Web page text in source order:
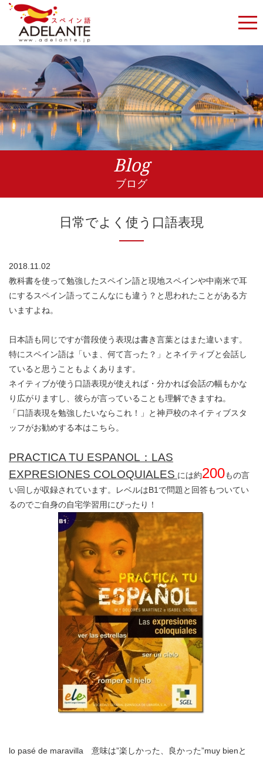
Blog
ブログ
日常でよく使う口語表現
2018.11.02
教科書を使って勉強したスペイン語と現地スペインや中南米で耳
にするスペイン語ってこんなにも違う？と思われたことがある方
いますよね。
日本語も同じですが普段使う表現は書き言葉とはまた違います。
特にスペイン語は「いま、何て言った？」とネイティブと会話し
ていると思うこともよくあります。
ネイティブが使う口語表現が使えれば・分かれば会話の幅もかな
り広がりますし、彼らが言っていることも理解できますね。
「口語表現を勉強したいならこれ！」と神戸校のネイティブスタ
ッフがお勧めする本はこちら。
PRACTICA TU ESPANOL：LAS
EXPRESIONES COLOQUIALES には約200もの言
い回しが収録されています。レベルはB1で問題と回答もついてい
るのでご自身の自宅学習用にぴったり！
lo pasé de maravilla 意味は”楽しかった、良かった”muy bienと